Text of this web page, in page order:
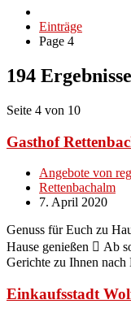
Einträge
Page 4
194 Ergebnisse
Seite 4 von 10
Gasthof
Angebote von
Rettenbachalm
7. April 2020
Genuss für Euch zu
Hause genießen  Ab
Gerichte zu Ihnen nach
Einkaufsstadt